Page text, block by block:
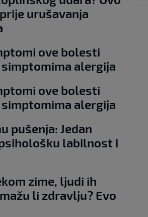
urušavanja
ove bolesti
alergija
ove bolesti
alergija
pušenja: Jedan
labilnost i
zime, ljudi ih
li zdravlju? Evo